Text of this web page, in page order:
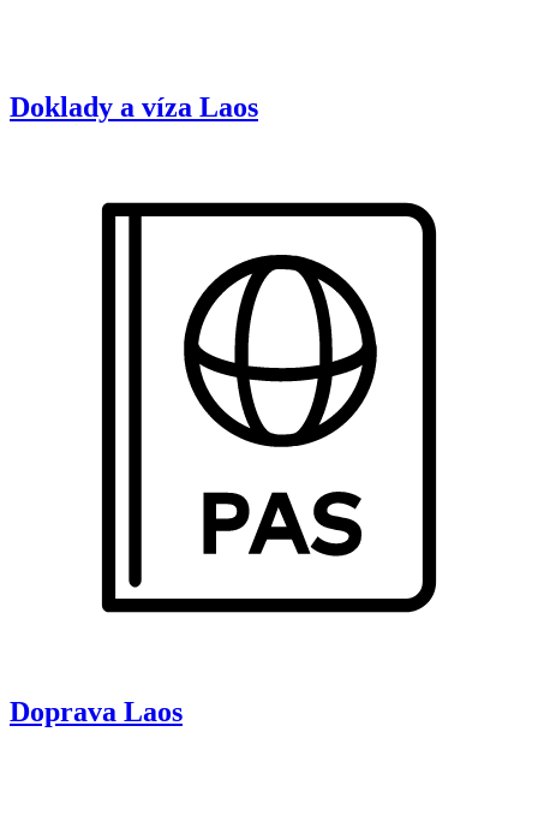
Doklady a víza Laos
Doprava Laos